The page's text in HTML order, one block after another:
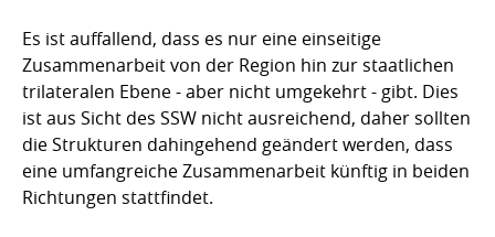
Es ist auffallend, dass es nur eine einseitige
Zusammenarbeit von der Region hin zur staatlichen
trilateralen Ebene - aber nicht umgekehrt - gibt. Dies
ist aus Sicht des SSW nicht ausreichend, daher sollten
die Strukturen dahingehend geändert werden, dass
eine umfangreiche Zusammenarbeit künftig in beiden
Richtungen stattfindet.